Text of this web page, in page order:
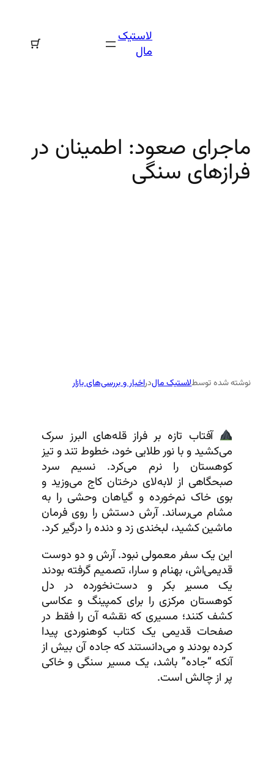
لاستیک
مال
ماجرای صعود: اطمینان در
فرازهای سنگی
نوشته شده توسطلاستیک مالدراخبار و بررسی‌های بازار
آفتاب تازه بر فراز قله‌های البرز سرک
می‌کشید و با نور طلایی خود، خطوط تند و تیز
کوهستان را نرم می‌کرد. نسیم سرد
صبحگاهی از لابه‌لای درختان کاج می‌وزید و
بوی خاک نم‌خورده و گیاهان وحشی را به
مشام می‌رساند. آرش دستش را روی فرمان
ماشین کشید، لبخندی زد و دنده را درگیر کرد.
این یک سفر معمولی نبود. آرش و دو دوست
قدیمی‌اش، بهنام و سارا، تصمیم گرفته بودند
یک مسیر بکر و دست‌نخورده در دل
کوهستان مرکزی را برای کمپینگ و عکاسی
کشف کنند؛ مسیری که نقشه آن را فقط در
صفحات قدیمی یک کتاب کوهنوردی پیدا
کرده بودند و می‌دانستند که جاده آن بیش از
آنکه “جاده” باشد، یک مسیر سنگی و خاکی
پر از چالش است.